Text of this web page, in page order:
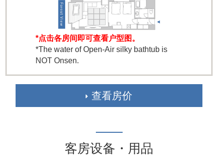
*点击各房间即可查看户型图。
*The water of Open-Air silky bathtub is
NOT Onsen.
查看房价
客房设备・用品